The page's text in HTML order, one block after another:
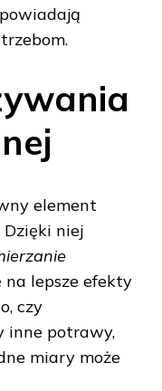
element
niej
na lepsze efekty
czy
inne potrawy,
miary może